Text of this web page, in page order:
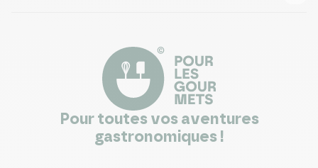
Pour toutes vos aventures
gastronomiques !